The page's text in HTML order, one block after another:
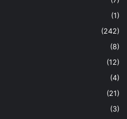
(1)
(242)
(8)
(12)
(4)
(21)
(3)